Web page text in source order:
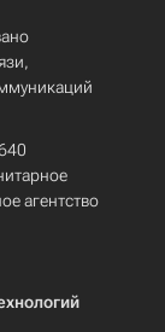
агентство